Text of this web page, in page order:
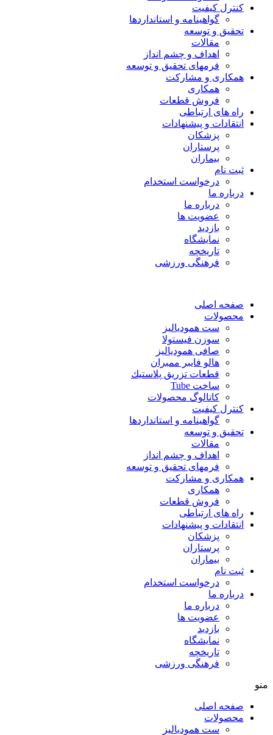
کنترل کیفیت
گواهينامه و استانداردها
تحقيق و توسعه
مقالات
اهداف و چشم انداز
فرمهای تحقیق و توسعه
همکاری و مشارکت
همکاری
فروش قطعات
راه های ارتباطی
انتقادات و پيشنهادات
پزشكان
پرستاران
بيماران
ثبت نام
درخواست استخدام
درباره ما
درباره ما
عضویت ها
بازدید
نمایشگاه
تاريخچه
فرهنگی ورزشی
صفحه اصلی
محصولات
ست همودیالیز
سوزن فیستولا
صافی همودیالیز
هالو فایبر ممبران
قطعات تزريق پلاستيك
ساخت Tube
کاتالوگ محصولات
کنترل کیفیت
گواهينامه و استانداردها
تحقيق و توسعه
مقالات
اهداف و چشم انداز
فرمهای تحقیق و توسعه
همکاری و مشارکت
همکاری
فروش قطعات
راه های ارتباطی
انتقادات و پيشنهادات
پزشكان
پرستاران
بيماران
ثبت نام
درخواست استخدام
درباره ما
درباره ما
عضویت ها
بازدید
نمایشگاه
تاريخچه
فرهنگی ورزشی
منو
صفحه اصلی
محصولات
ست همودیالیز